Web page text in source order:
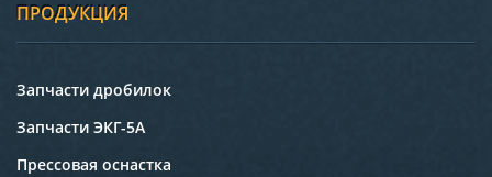
ПРОДУКЦИЯ
Запчасти дробилок
Запчасти ЭКГ-5А
Прессовая оснастка